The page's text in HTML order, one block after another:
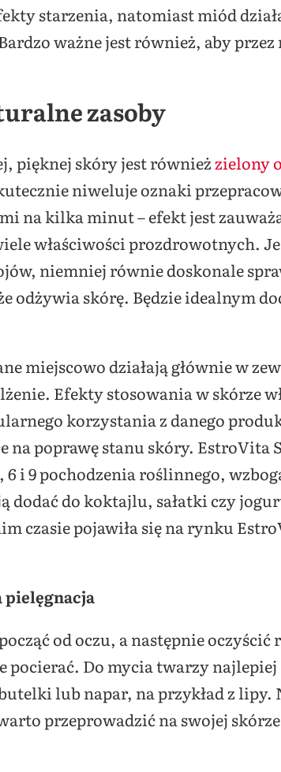
starzenia, natomiast miód
ważne jest również, aby przez
zasoby
pięknej skóry jest równieżzielony
niweluje oznaki
na kilka minut – efekt jest
właściwości prozdrowotnych.
niemniej równie doskonale
odżywia skórę. Będzie idealnym
miejscowo działają głównie w
Efekty stosowania w skórze
korzystania z danego
na poprawę stanu skóry.
6 i 9 pochodzenia roślinnego,
dodać do koktajlu, sałatki czy
czasie pojawiła się na rynku
pielęgnacja
od oczu, a następnie oczyścić
pocierać. Do mycia twarzy
lub napar, na przykład z lipy.
przeprowadzić na swojej